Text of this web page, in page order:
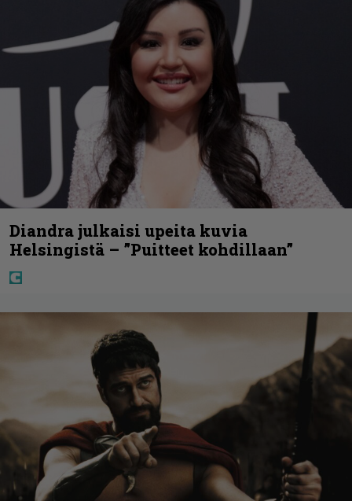
Diandra julkaisi upeita kuvia
Helsingistä – ”Puitteet kohdillaan”